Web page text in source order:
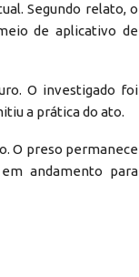
Segundo relato, o
de aplicativo de
O investigado foi
a prática do ato.
O preso permanece
andamento para